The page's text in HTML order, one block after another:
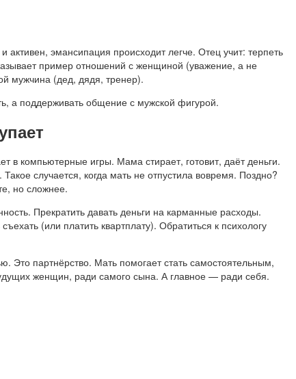
эмансипация происходит легче. Отец учит: терпеть
пример отношений с женщиной (уважение, а не
мужчина (дед, дядя, тренер).
а поддерживать общение с мужской фигурой.
в компьютерные игры. Мама стирает, готовит, даёт деньги.
случается, когда мать не отпустила вовремя. Поздно?
но сложнее.
Прекратить давать деньги на карманные расходы.
(или платить квартплату). Обратиться к психологу
партнёрство. Мать помогает стать самостоятельным,
женщин, ради самого сына. А главное — ради себя.